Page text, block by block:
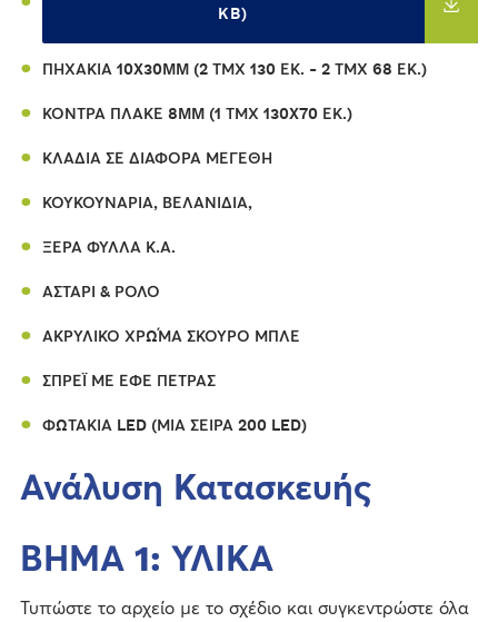
KB)
ΠΗΧΆΚΙΑ 10X30MM (2 ΤΜΧ 130 ΕΚ. - 2 ΤΜΧ 68 ΕΚ.)
ΚΌΝΤΡΑ ΠΛΑΚΈ 8MM (1 ΤΜΧ 130X70 ΕΚ.)
ΚΛΑΔΙΆ ΣΕ ΔΙΆΦΟΡΑ ΜΕΓΈΘΗ
ΚΟΥΚΟΥΝΆΡΙΑ, ΒΕΛΑΝΊΔΙΑ,
ΞΕΡΆ ΦΎΛΛΑ Κ.Α.
ΑΣΤΆΡΙ & ΡΟΛΌ
ΑΚΡΥΛΙΚΌ ΧΡΏΜΑ ΣΚΟΎΡΟ ΜΠΛΕ
ΣΠΡΈΙ ΜΕ ΕΦΈ ΠΈΤΡΑΣ
ΦΩΤΆΚΙΑ LED (ΜΙΑ ΣΕΙΡΆ 200 LED)
Ανάλυση Κατασκευής
ΒΗΜΑ 1: ΥΛΙΚΑ
Τυπώστε το αρχείο με το σχέδιο και συγκεντρώστε όλα